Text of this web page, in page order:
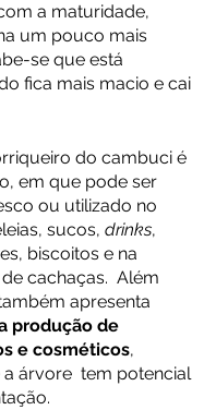
a maturidade,
um pouco mais
se que está
fica mais macio e cai
do cambuci é
em que pode ser
ou utilizado no
sucos, drinks,
biscoitos e na
cachaças.  Além
apresenta
produção de
e cosméticos,
árvore  tem potencial